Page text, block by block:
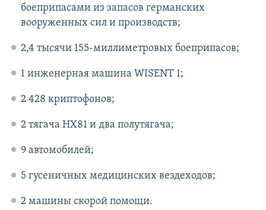
боеприпасами из запасов германских
вооруженных сил и производств;
2,4 тысячи 155-миллиметровых боеприпасов;
1 инженерная машина WISENT 1;
2 428 криптофонов;
2 тягача HX81 и два полутягача;
9 автомобилей;
5 гусеничных медицинских вездеходов;
2 машины скорой помощи.